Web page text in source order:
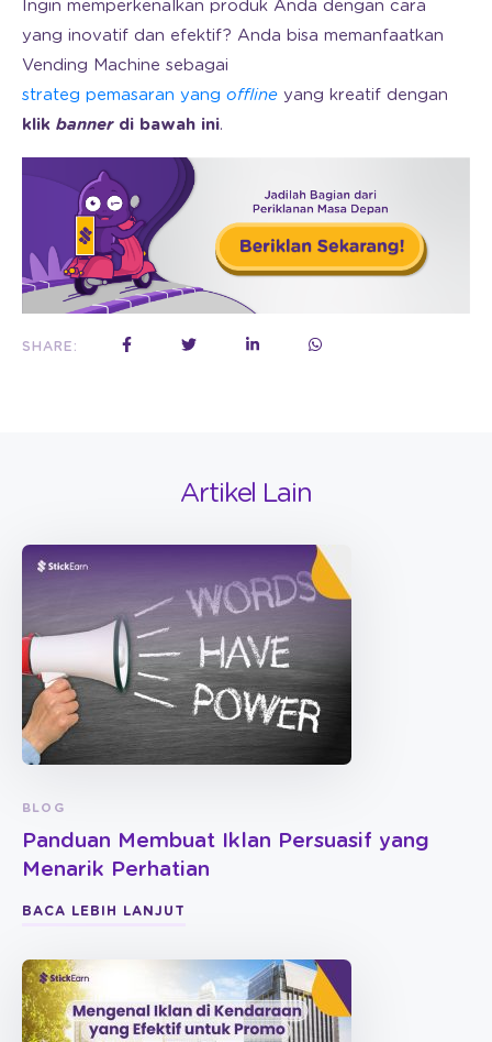
Ingin memperkenalkan produk Anda dengan cara
yang inovatif dan efektif? Anda bisa memanfaatkan
Vending Machine sebagai
strateg pemasaran yang offline yang kreatif dengan
klik bannerdi bawah ini.
SHARE:
Artikel Lain
BLOG
Panduan Membuat Iklan Persuasif yang
Menarik Perhatian
BACA LEBIH LANJUT